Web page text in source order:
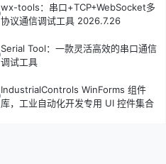
wx-tools：串口+TCP+WebSocket多
协议通信调试工具 2026.7.26
Serial Tool：一款灵活高效的串口通信
调试工具
IndustrialControls WinForms 组件
库，工业自动化开发专用 UI 控件集合